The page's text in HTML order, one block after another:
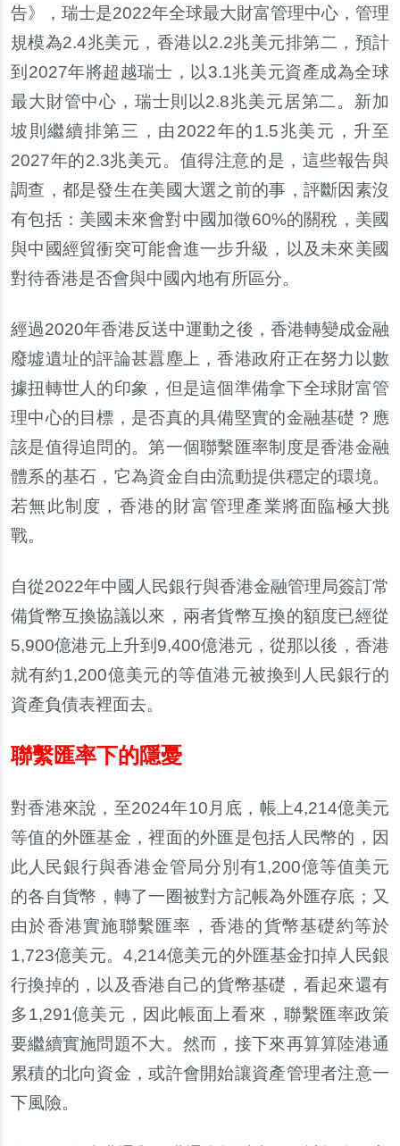
告》，瑞士是2022年全球最大財富管理中心，管理
規模為2.4兆美元，香港以2.2兆美元排第二，預計
到2027年將超越瑞士，以3.1兆美元資產成為全球
最大財管中心，瑞士則以2.8兆美元居第二。新加
坡則繼續排第三，由2022年的1.5兆美元，升至
2027年的2.3兆美元。值得注意的是，這些報告與
調查，都是發生在美國大選之前的事，評斷因素沒
有包括：美國未來會對中國加徵60%的關稅，美國
與中國經貿衝突可能會進一步升級，以及未來美國
對待香港是否會與中國內地有所區分。
經過2020年香港反送中運動之後，香港轉變成金融
廢墟遺址的評論甚囂塵上，香港政府正在努力以數
據扭轉世人的印象，但是這個準備拿下全球財富管
理中心的目標，是否真的具備堅實的金融基礎？應
該是值得追問的。第一個聯繫匯率制度是香港金融
體系的基石，它為資金自由流動提供穩定的環境。
若無此制度，香港的財富管理產業將面臨極大挑
戰。
自從2022年中國人民銀行與香港金融管理局簽訂常
備貨幣互換協議以來，兩者貨幣互換的額度已經從
5,900億港元上升到9,400億港元，從那以後，香港
就有約1,200億美元的等值港元被換到人民銀行的
資產負債表裡面去。
聯繫匯率下的隱憂
對香港來說，至2024年10月底，帳上4,214億美元
等值的外匯基金，裡面的外匯是包括人民幣的，因
此人民銀行與香港金管局分別有1,200億等值美元
的各自貨幣，轉了一圈被對方記帳為外匯存底；又
由於香港實施聯繫匯率，香港的貨幣基礎約等於
1,723億美元。4,214億美元的外匯基金扣掉人民銀
行換掉的，以及香港自己的貨幣基礎，看起來還有
多1,291億美元，因此帳面上看來，聯繫匯率政策
要繼續實施問題不大。然而，接下來再算算陸港通
累積的北向資金，或許會開始讓資產管理者注意一
下風險。